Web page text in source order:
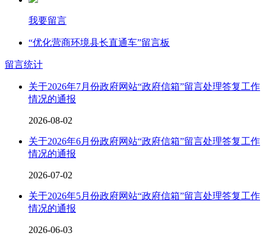
我要留言
“优化营商环境县长直通车”留言板
留言统计
关于2026年7月份政府网站“政府信箱”留言处理答复工作
情况的通报
2026-08-02
关于2026年6月份政府网站“政府信箱”留言处理答复工作
情况的通报
2026-07-02
关于2026年5月份政府网站“政府信箱”留言处理答复工作
情况的通报
2026-06-03